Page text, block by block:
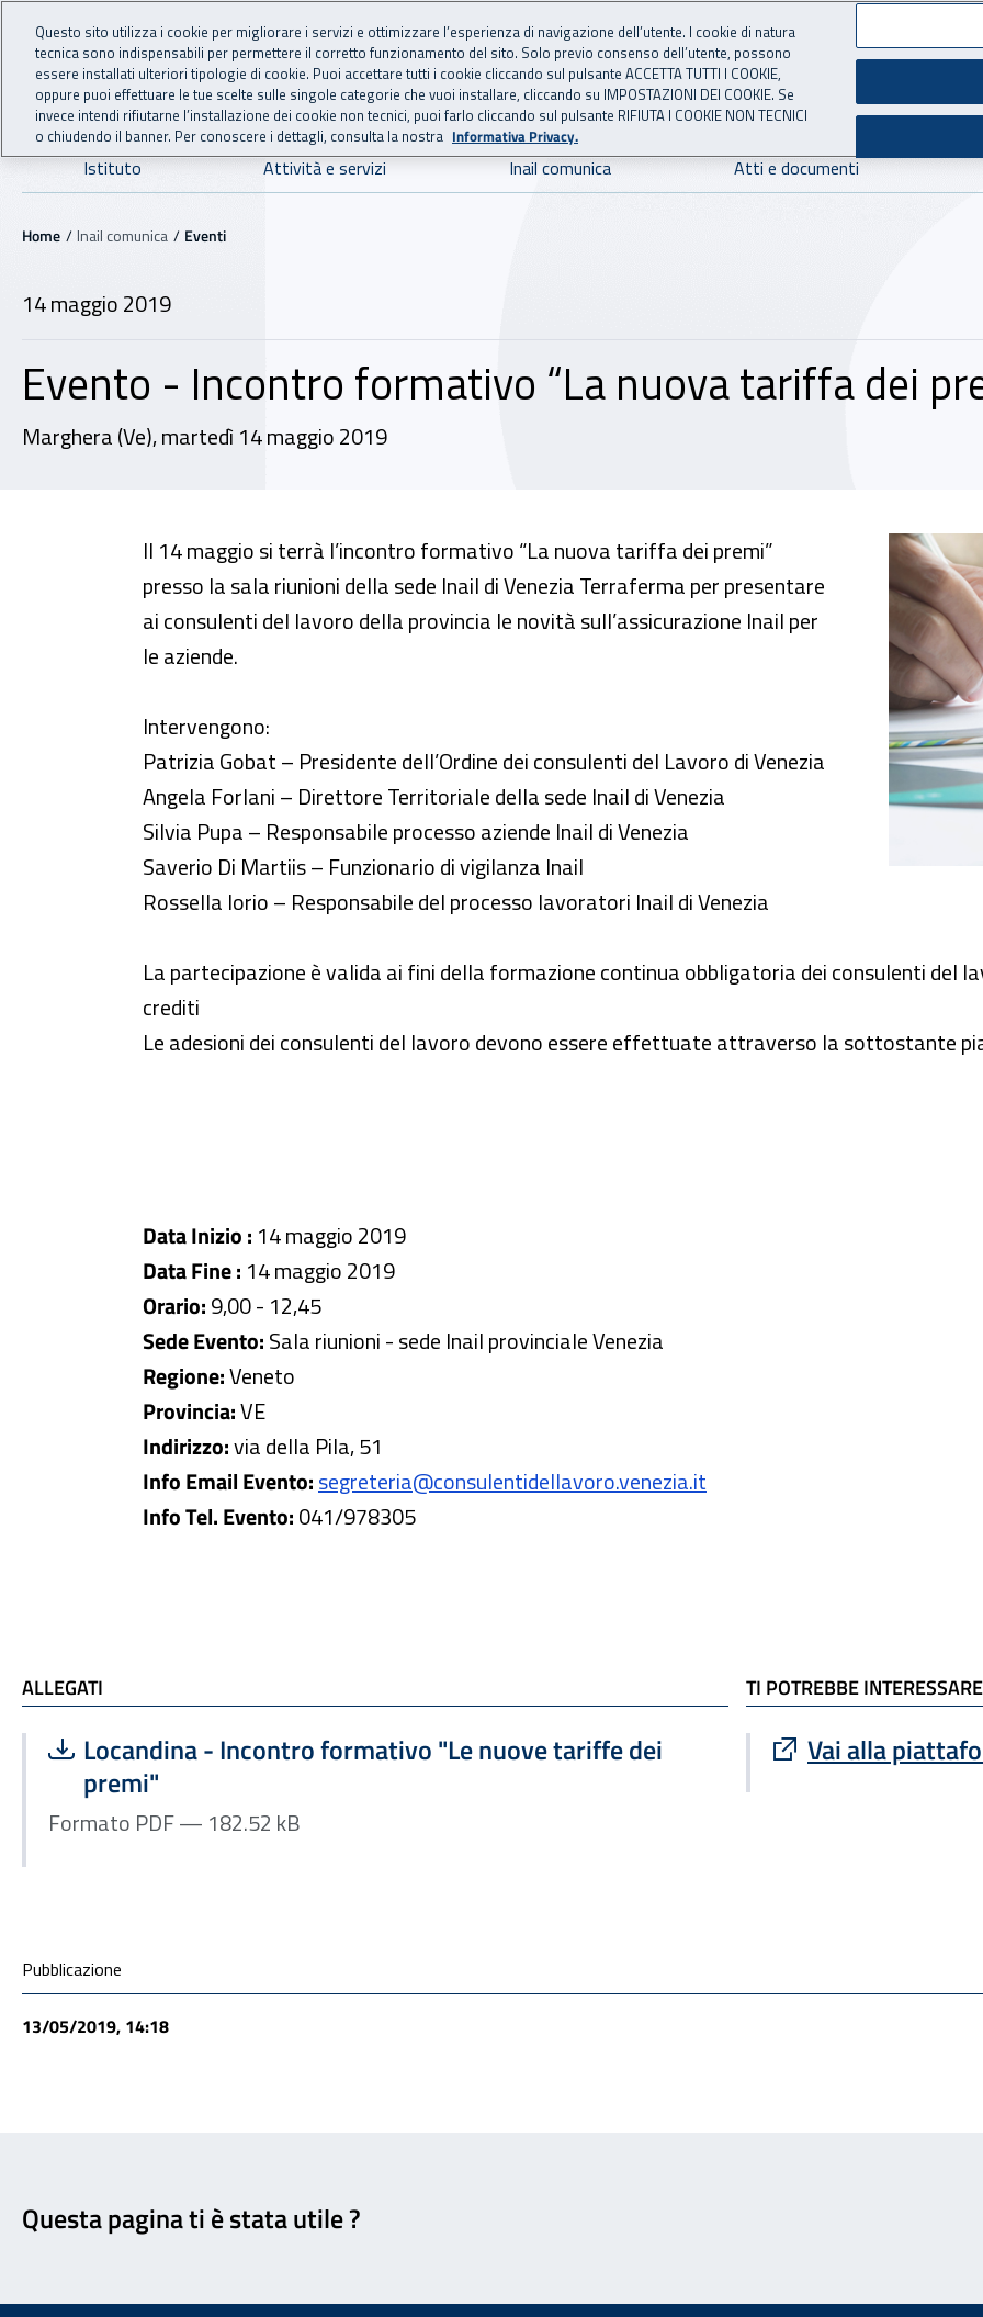
Vai al menu principale
Vai al contenuto principale
INAIL - Istituto Nazionale per l'Assicurazione
Navigazione principale
Istituto Attività e servizi Inail comunica Atti e documenti
Navigazione - Ti trovi in:
Home Inail comunica Eventi
14 maggio 2019
Evento - Incontro formativo “La nuova tariffa dei
Marghera (Ve), martedì 14 maggio 2019
Evento - Incontro formativo “La nuova tariffa dei premi"
Il 14 maggio si terrà l’incontro formativo “La nuova tariffa dei premi”
presso la sala riunioni della sede Inail di Venezia Terraferma per presentare
ai consulenti del lavoro della provincia le novità sull’assicurazione Inail per
le aziende.
Intervengono:
Patrizia Gobat – Presidente dell’Ordine dei consulenti del Lavoro di Venezia
Angela Forlani – Direttore Territoriale della sede Inail di Venezia
Silvia Pupa – Responsabile processo aziende Inail di Venezia
Saverio Di Martiis – Funzionario di vigilanza Inail
Rossella Iorio – Responsabile del processo lavoratori Inail di Venezia
La partecipazione è valida ai fini della formazione continua obbligatoria dei consulenti del
crediti
Le adesioni dei consulenti del lavoro devono essere effettuate attraverso la sottostante
Data Inizio : 14 maggio 2019
Data Fine : 14 maggio 2019
Orario:9,00 - 12,45
Sede Evento:Sala riunioni - sede Inail provinciale Venezia
Regione:Veneto
Provincia:VE
Indirizzo:via della Pila, 51
Info Email Evento:segreteria@consulentidellavoro.venezia.it
Info Tel. Evento:041/978305
ALLEGATI e TI POTREBBE INTERESSARE
ALLEGATI
Scarica file:
Locandina - Incontro formativo "Le nuove tariffe dei
premi"
Formato PDF — Dimensione 182.52 kB
Formato PDF — 182.52 kB
TI POTREBBE INTERESSARE
Vai alla
Sito esterno :
Condivisione social
Pubblicazione
13/05/2019, 14:18
Questa pagina ti è stata utile ?
Questo sito utilizza i cookie per migliorare i servizi e ottimizzare l’esperienza di navigazione dell’utente. I cookie di natura
tecnica sono indispensabili per permettere il corretto funzionamento del sito. Solo previo consenso dell’utente, possono
essere installati ulteriori tipologie di cookie. Puoi accettare tutti i cookie cliccando sul pulsante ACCETTA TUTTI I COOKIE,
oppure puoi effettuare le tue scelte sulle singole categorie che vuoi installare, cliccando su IMPOSTAZIONI DEI COOKIE. Se
invece intendi rifiutarne l’installazione dei cookie non tecnici, puoi farlo cliccando sul pulsante RIFIUTA I COOKIE NON TECNICI
o chiudendo il banner. Per conoscere i dettagli, consulta la nostra Informativa Privacy.